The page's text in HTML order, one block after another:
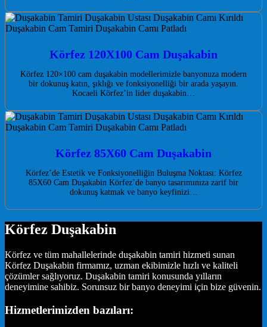
Körfez 120X100 Cam Duşakabin
Körfez 120×100 cam duşakabin modellerimizle banyonuza modern
bir dokunuş katın, şıklığı ve fonksiyonelliği bir arada yaşayın.
Kocaeli Körfez’in lider duşakabin…
Körfez 85X60 Cam Duşakabin
Körfez’de Estetik ve Fonksiyonelliğin Buluşma Noktası: Körfez
85X60 Cam Duşakabin Körfez’de banyo tasarımınıza zarif bir
dokunuş katmak ve banyo keyfinizi…
Körfez Duşakabin
Körfez ve tüm mahallelerinde duşakabin tamiri hizmeti sunan
Körfez Duşakabin firmamız, uzman ekibimizle hızlı ve kaliteli
çözümler sağlıyoruz. Duşakabin tamiri konusunda yılların
deneyimine sahibiz. Sorunsuz bir banyo deneyimi için bize güvenin.
Hizmetlerimizden bazıları: